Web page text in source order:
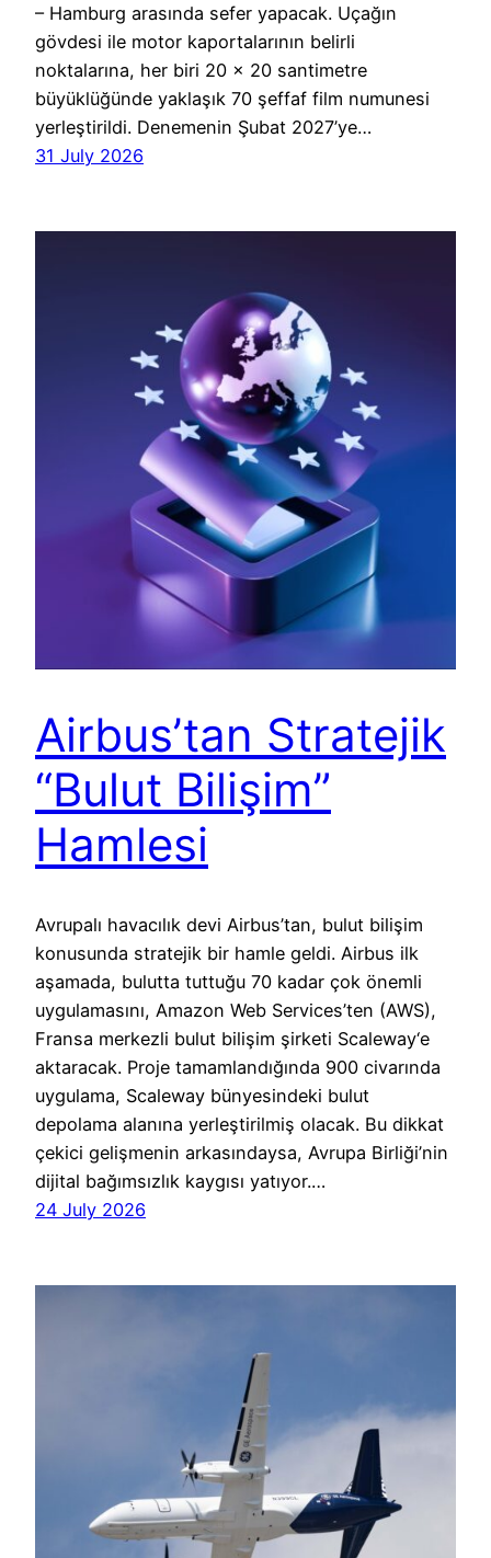
– Hamburg arasında sefer yapacak. Uçağın
gövdesi ile motor kaportalarının belirli
noktalarına, her biri 20 x 20 santimetre
büyüklüğünde yaklaşık 70 şeffaf film numunesi
yerleştirildi. Denemenin Şubat 2027’ye…
31 July 2026
Airbus’tan Stratejik
“Bulut Bilişim”
Hamlesi
Avrupalı havacılık devi Airbus’tan, bulut bilişim
konusunda stratejik bir hamle geldi. Airbus ilk
aşamada, bulutta tuttuğu 70 kadar çok önemli
uygulamasını, Amazon Web Services’ten (AWS),
Fransa merkezli bulut bilişim şirketi Scaleway‘e
aktaracak. Proje tamamlandığında 900 civarında
uygulama, Scaleway bünyesindeki bulut
depolama alanına yerleştirilmiş olacak. Bu dikkat
çekici gelişmenin arkasındaysa, Avrupa Birliği’nin
dijital bağımsızlık kaygısı yatıyor.…
24 July 2026